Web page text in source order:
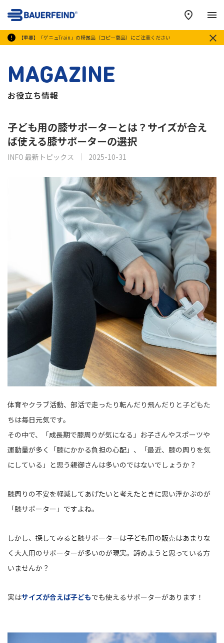
【重要】「ゲニュTrain」の模倣品（コピー商品）にご注意ください
メ
MAGAZINE
お役立ち情報
子ども用の膝サポーターとは？サイズが合え
ば使える膝サポーターの選択
INFO 最新トピックス 2025-10-31
体育やクラブ活動、部活で走ったり転んだり飛んだりと子どもた
ちは毎日元気です。
その中で、「成長期で膝周りが気になる」お子さんやスポーツや
運動量が多く「膝にかかる負担の心配」、「最近、膝の周りを気
にしている」と思う親御さんは多いのではないでしょうか？
膝周りの不安を軽減してあげたいと考えたときに思い浮かぶのが
「膝サポーター」ですよね。
しかし、探してみると膝サポーターは子ども用の販売はあまりな
く大人用のサポーターが多いのが現実。諦めようと思っている方
いませんか？
実はサイズが合えば子どもでも使えるサポーターがあります！